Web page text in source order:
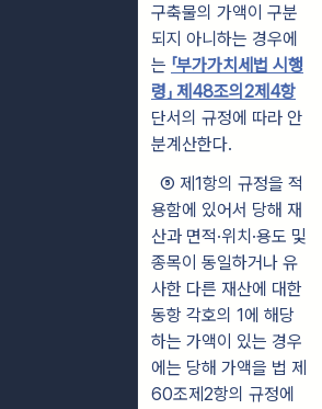
구축물의 가액이 구분
되지 아니하는 경우에
는 「부가가치세법 시행
령」 제48조의2제4항
단서의 규정에 따라 안
분계산한다.
⑤ 제1항의 규정을 적
용함에 있어서 당해 재
산과 면적·위치·용도 및
종목이 동일하거나 유
사한 다른 재산에 대한
동항 각호의 1에 해당
하는 가액이 있는 경우
에 는 당해 가액을 법 제
60조제2항의 규정에